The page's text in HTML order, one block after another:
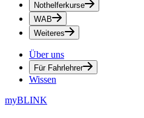
Nothelferkurse
WAB
Weiteres
Über uns
Für Fahrlehrer
Wissen
myBLINK